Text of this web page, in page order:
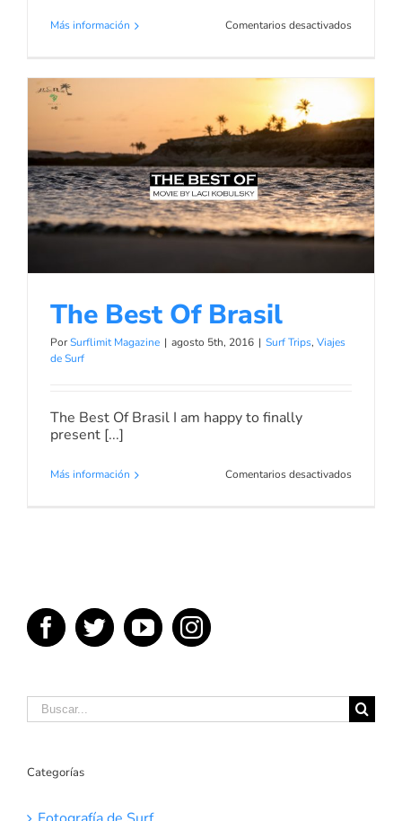
Más información Comentarios desactivadosen
España
junior
de
kitesurf
la
modalidad
TT:R
The Best Of Brasil
Surf Trips Viajes de Surf
The Best Of Brasil
PorSurflimit Magazine | agosto 5th, 2016 | Surf Trips, Viajes
de Surf
The Best Of Brasil I am happy to finally
present [...]
Más información Comentarios desactivadosen
Buscar:
Categorías